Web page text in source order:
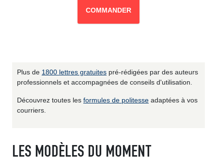
COMMANDER
Plus de 1800 lettres gratuites pré-rédigées par des auteurs
professionnels et accompagnées de conseils d'utilisation.
Découvrez toutes les formules de politesse adaptées à vos
courriers.
LES MODÈLES DU MOMENT